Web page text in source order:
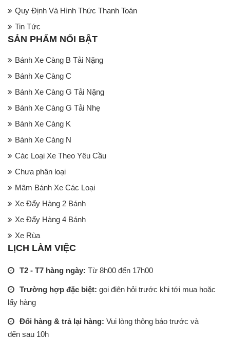
Quy Định Và Hình Thức Thanh Toán
Tin Tức
SẢN PHẨM NỔI BẬT
Bánh Xe Càng B Tải Nặng
Bánh Xe Càng C
Bánh Xe Càng G Tải Nặng
Bánh Xe Càng G Tải Nhẹ
Bánh Xe Càng K
Bánh Xe Càng N
Các Loại Xe Theo Yêu Cầu
Chưa phân loại
Mâm Bánh Xe Các Loại
Xe Đẩy Hàng 2 Bánh
Xe Đẩy Hàng 4 Bánh
Xe Rùa
LỊCH LÀM VIỆC
T2 - T7 hàng ngày: Từ 8h00 đến 17h00
Trường hợp đặc biệt: gọi điện hỏi trước khi tới mua hoặc
lấy hàng
Đổi hàng & trả lại hàng: Vui lòng thông báo trước và
đến sau 10h